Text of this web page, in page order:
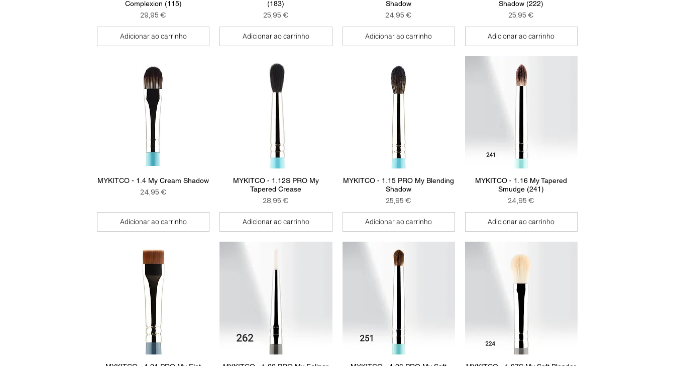
Complexion (115)
Preço
29,95 €
Adicionar ao carrinho
(183)
Preço
25,95 €
Adicionar ao carrinho
Shadow
Preço
24,95 €
Adicionar ao carrinho
Shadow (222)
Preço
25,95 €
Adicionar ao carrinho
Visualização rápida
MYKITCO - 1.4 My Cream Shadow
Preço
24,95 €
Adicionar ao carrinho
Visualização rápida
MYKITCO - 1.12S PRO My
Tapered Crease
Preço
28,95 €
Adicionar ao carrinho
Visualização rápida
MYKITCO - 1.15 PRO My Blending
Shadow
Preço
25,95 €
Adicionar ao carrinho
Visualização rápida
MYKITCO - 1.16 My Tapered
Smudge (241)
Preço
24,95 €
Adicionar ao carrinho